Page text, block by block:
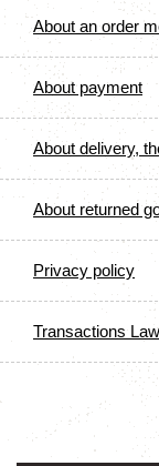
About an order
About payment
About delivery,
About returned
Privacy policy
Transactions Law